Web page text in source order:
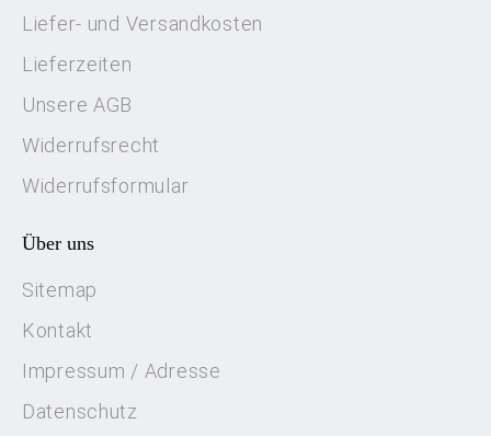
Liefer- und Versandkosten
Lieferzeiten
Unsere AGB
Widerrufsrecht
Widerrufsformular
Über uns
Sitemap
Kontakt
Impressum / Adresse
Datenschutz